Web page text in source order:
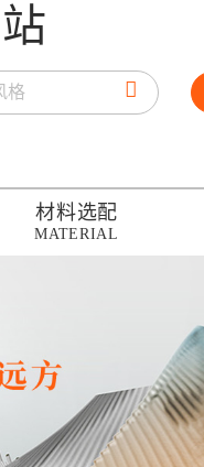
材料选配
MATERIAL